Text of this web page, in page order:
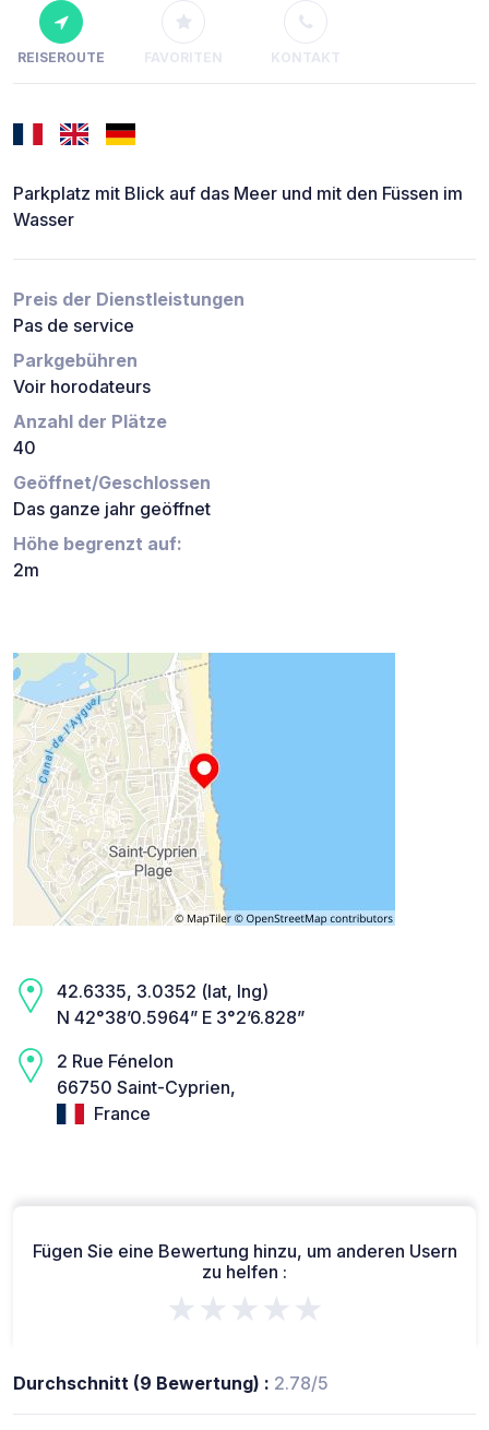
REISEROUTE FAVORITEN KONTAKT
Parkplatz mit Blick auf das Meer und mit den Füssen im
Wasser
Preis der Dienstleistungen
Pas de service
Parkgebühren
Voir horodateurs
Anzahl der Plätze
40
Geöffnet/Geschlossen
Das ganze jahr geöffnet
Höhe begrenzt auf:
2m
42.6335, 3.0352 (lat, lng)
N 42°38’0.5964” E 3°2’6.828”
2 Rue Fénelon
66750 Saint-Cyprien,
France
Fügen Sie eine Bewertung hinzu, um anderen Usern
zu helfen :
★★★★★
Durchschnitt (9 Bewertung) : 2.78/5